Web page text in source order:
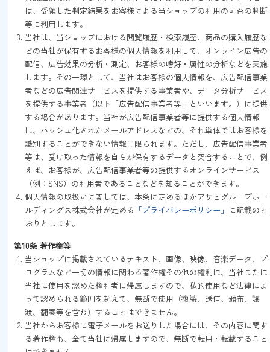
は、受領した判定結果をお客様による当ショップの利用の可否の判断
等に利用します。
当社は、当ショップにおける閲覧履歴・検索履歴、商品の購入履歴な
どの当社が保有するお客様の個人情報を利用して、オンライン広告の
配信、広告効果の分析・測定、お客様の嗜好・属性の分析などを実施
します。その一環として、当社はお客様の個人情報を、広告配信事業
者などの広告関連サービスを提供する事業者や、データ分析サービス
を提供する事業者（以下「広告配信事業者等」といいます。）に提供
する場合があります。当社が広告配信事業者等に提供する個人情報
は、ハッシュ化されたメールアドレスなどの、それ単体ではお客様を
識別することができない情報に限られます。ただし、広告配信事業者
等は、受け取った情報を自らが保有するデータと突合することで、例
えば、お客様が、広告配信事業者等の提供するオンラインサービス
（例：SNS）の利用者であることなどを知ることができます。
個人情報の取扱いに関しては、本条に定めるほかアサヒグループホー
ルディングス株式会社が定める 「プライバシーポリシー」 に記載のと
おりとします。
第10条 著作権等
当ショップに掲載されているテキスト、画像、映像、音楽データ、プ
ログラムなど一切の情報に関わる著作権その他の権利は、当社または
当社に使用を認めた権利者に帰属しますので、私的使用など法律によ
って認められる範囲を超えて、無断で使用（複製、送信、頒布、譲
渡、翻案等を含む）することはできません。
当社からお客様に電子メールをお送りした場合には、その内容に関す
る著作権も、全て当社に帰属しますので、無断で転用・転載すること